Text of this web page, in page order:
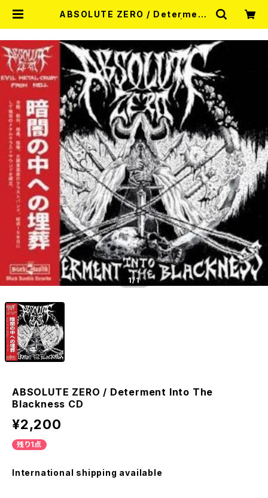
ABSOLUTE ZERO / Determent
1/1
ABSOLUTE ZERO / Determent Into The
Blackness CD
¥2,200
残り1点
International shipping available